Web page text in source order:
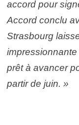
accord pour
Accord conclu
Strasbourg
prêt à avancer
partir de juin. »